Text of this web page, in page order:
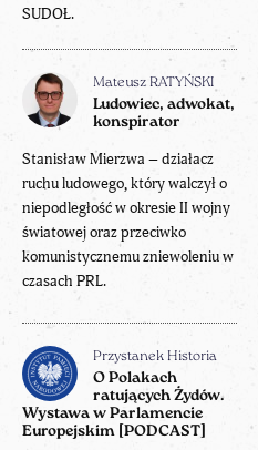
SUDOŁ.
Mateusz RATYŃSKI
Ludowiec, adwokat,
konspirator
Stanisław Mierzwa – działacz
ruchu ludowego, który walczył o
niepodległość w okresie II wojny
światowej oraz przeciwko
komunistycznemu zniewoleniu w
czasach PRL.
Przystanek Historia
O Polakach
ratujących Żydów.
Wystawa w Parlamencie
Europejskim [PODCAST]